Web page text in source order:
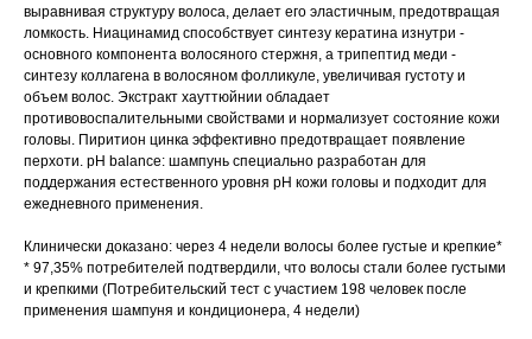
выравнивая структуру волоса, делает его эластичным, предотвращая
ломкость. Ниацинамид способствует синтезу кератина изнутри -
основного компонента волосяного стержня, а трипептид меди -
синтезу коллагена в волосяном фолликуле, увеличивая густоту и
объем волос. Экстракт хауттюйнии обладает
противовоспалительными свойствами и нормализует состояние кожи
головы. Пиритион цинка эффективно предотвращает появление
перхоти. pH balance: шампунь специально разработан для
поддержания естественного уровня рН кожи головы и подходит для
ежедневного применения.
Клинически доказано: через 4 недели волосы более густые и крепкие*
* 97,35% потребителей подтвердили, что волосы стали более густыми
и крепкими (Потребительский тест с участием 198 человек после
применения шампуня и кондиционера, 4 недели)